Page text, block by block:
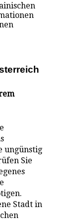
ungünstig
Sie
Stadt in